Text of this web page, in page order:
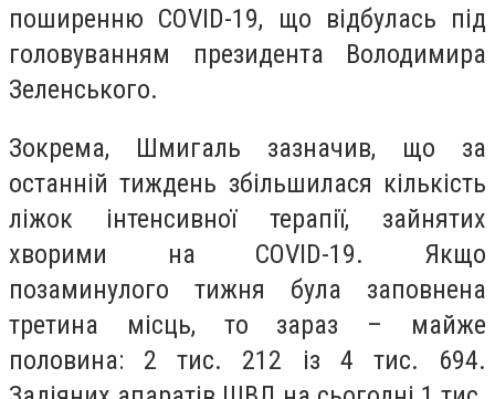
поширенню COVID-19, що відбулась під
головуванням президента Володимира
Зеленського.
Зокрема, Шмигаль зазначив, що за
останній тиждень збільшилася кількість
ліжок інтенсивної терапії, зайнятих
хворими на COVID-19. Якщо
позаминулого тижня була заповнена
третина місць, то зараз – майже
половина: 2 тис. 212 із 4 тис. 694.